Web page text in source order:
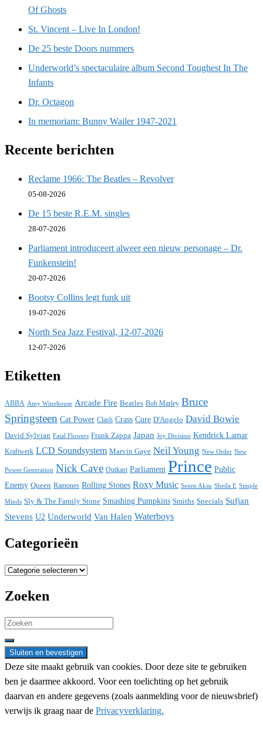
Of Ghosts
St. Vincent – Live In London!
De 25 beste Doors nummers
Underworld’s spectaculaire album Second Toughest In The
Infants
Dr. Octagon
In memoriam: Bunny Wailer 1947-2021
Recente berichten
Reclame 1966: The Beatles – Revolver
05-08-2026
De 15 beste R.E.M. singles
28-07-2026
Parliament introduceert alweer een nieuw personage – Dr.
Funkenstein!
20-07-2026
Bootsy Collins legt funk uit
19-07-2026
North Sea Jazz Festival, 12-07-2026
12-07-2026
Etiketten
ABBA Amy Winehouse Arcade Fire Beatles Bob Marley Bruce
Springsteen Cat Power Clash Crass Cure D'Angelo David Bowie
David Sylvian Fatal Flowers Frank Zappa Japan Joy Division Kendrick Lamar
Kraftwerk LCD Soundsystem Marvin Gaye Neil Young New Order New
Power Generation Nick Cave Outkast Parliament Prince Public
Enemy Queen Ramones Rolling Stones Roxy Music Sezen Aksu Sheila E Simple
Minds Sly & The Family Stone Smashing Pumpkins Smiths Specials Sufjan
Stevens U2 Underworld Van Halen Waterboys
Categorieën
Categorieën
Zoeken
Search
for:
Deze site maakt gebruik van cookies. Door deze site te gebruiken
ben je daarmee akkoord. Voor een toelichting op het gebruik
daarvan en andere gegevens (zoals aanmelding voor de nieuwsbrief)
verwijs ik graag naar de Privacyverklaring.